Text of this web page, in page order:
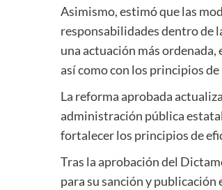
Asimismo, estimó que las
responsabilidades dentro de
una actuación más
así como con los principios
La reforma aprobada
administración pública
fortalecer los principios de
Tras la aprobación del
para su sanción y